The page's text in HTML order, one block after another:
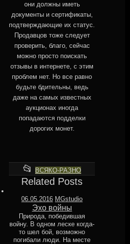
они должны иметь
документы и сертификаты,
подтверждающие их статус.
Продавцов тоже следует
проверить, благо, сейчас
можно просто поискать
отзывы в интернете, с этим
проблем нет. Но все равно
будьте бдительны, ведь
даже на самых известных
аукционах иногда
попадаются подделки
дорогих монет.
📂 This
entry
posted
in
ВСЯКО-РАЗНО
Related Posts
06.05.2016 MGstudio
Эхо войны
Природа, победившая
войну. В одном леске когда-
то шел бой, возможно
погибали люди. На месте